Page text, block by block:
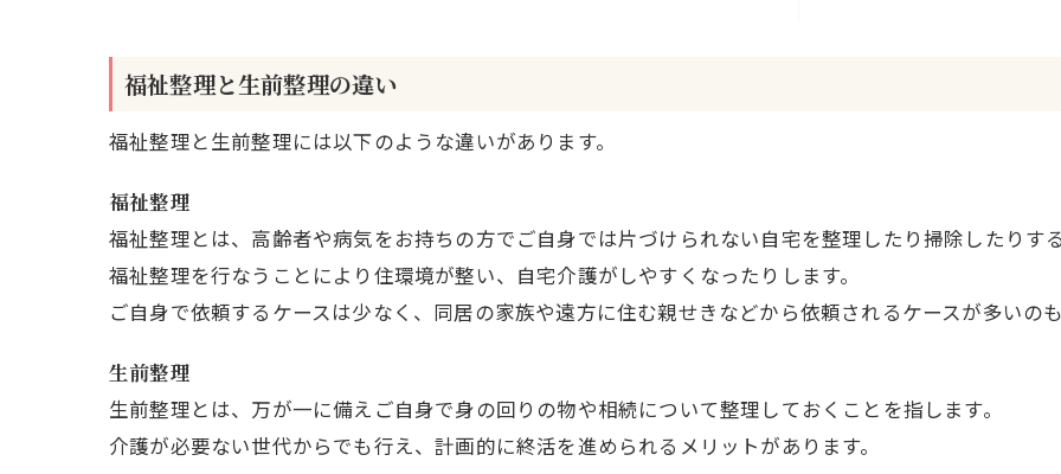
福祉整理と生前整理の違い
福祉整理と生前整理には以下のような違いがあります。
福祉整理
福祉整理とは、高齢者や病気をお持ちの方でご自身では片づけられない自宅を整理したり掃除したりす
福祉整理を行なうことにより住環境が整い、自宅介護がしやすくなったりします。
ご自身で依頼するケースは少なく、同居の家族や遠方に住む親せきなどから依頼されるケースが多いの
生前整理
生前整理とは、万が一に備えご自身で身の回りの物や相続について整理しておくことを指します。
介護が必要ない世代からでも行え、計画的に終活を進められるメリットがあります。